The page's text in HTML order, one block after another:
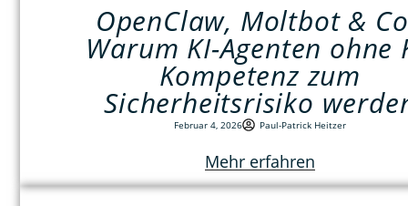
OpenClaw, Moltbot &
Warum KI-Agenten ohne
Kompetenz zum
Sicherheitsrisiko
Februar 4, 2026 Paul-Patrick Heitzer
Mehr erfahren